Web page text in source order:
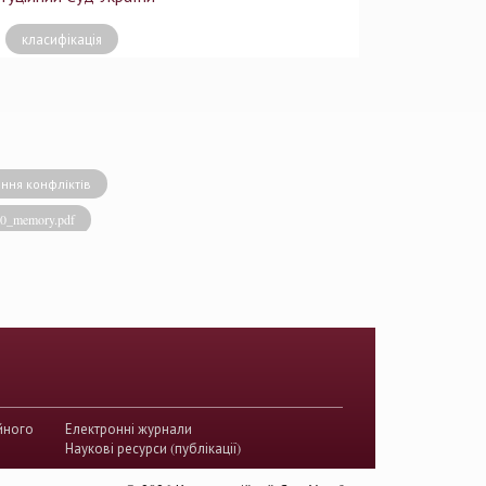
класифікація
конфліктів
акти КСУ
України
судочинства
Електронні журнали
Наукові ресурси (публікації)